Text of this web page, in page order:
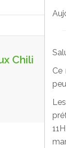
Ce
Chili